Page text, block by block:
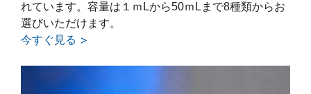
れています。容量は１ｍLから50ｍLまで8種類からお
選びいただけます。
今すぐ見る